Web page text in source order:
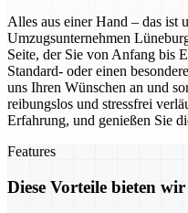
Alles aus einer Hand – das ist
Umzugsunternehmen
Seite, der Sie von Anfang bis
Standard- oder einen
uns Ihren Wünschen an und
reibungslos und stressfrei
Erfahrung, und genießen Sie
Features
Diese Vorteile bieten